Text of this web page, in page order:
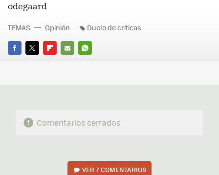
odegaard
FACEBOOK
TWITTERFLIPBOARD
E-
WHATSAPP
TEMAS Opinión Duelo de críticas
Comentarios cerrados
VER7 COMENTARIOS